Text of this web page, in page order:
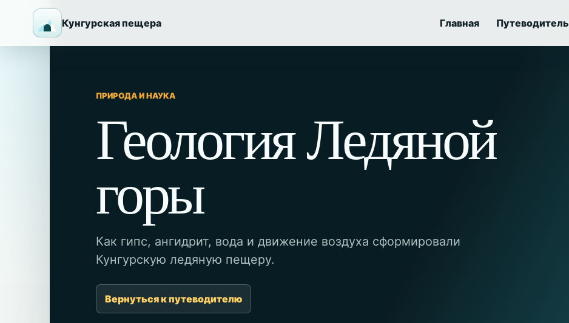
Кунгурская пещера Главная Путеводитель
ПРИРОДА И НАУКА
Геология Ледяной
горы
Как гипс, ангидрит, вода и движение воздуха сформировали
Кунгурскую ледяную пещеру.
Вернуться к путеводителю